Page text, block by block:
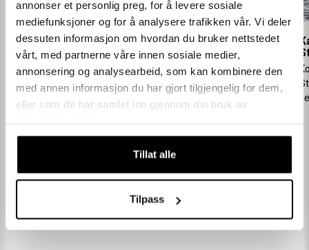
annonser et personlig preg, for å levere sosiale
mediefunksjoner og for å analysere trafikken vår. Vi deler
dessuten informasjon om hvordan du bruker nettstedet
vårt, med partnerne våre innen sosiale medier,
annonsering og analysearbeid, som kan kombinere den
med annen informasjon du har gjort tilgjengelig for dem,
eller som de har samlet inn gjennom din bruk av
Tillat alle
Tilpass
Kajakk og Fritid Drammen
Vi har pusset opp butikken vår i
Drammen, sjekk ut!
Kajakk og Fritid
Fredrikstad
Vi har åpnet helt ny butikk i